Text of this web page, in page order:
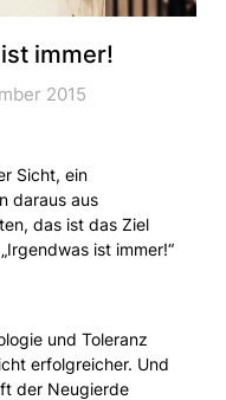
immer!
2015
Sicht, ein
daraus aus
das ist das Ziel
ist immer!“
und Toleranz
erfolgreicher. Und
der Neugierde